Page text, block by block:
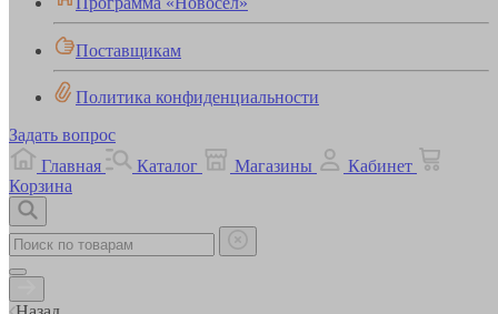
Поставщикам
Политика конфиденциальности
Задать вопрос
Главная
Каталог Магазины
Кабинет
Корзина